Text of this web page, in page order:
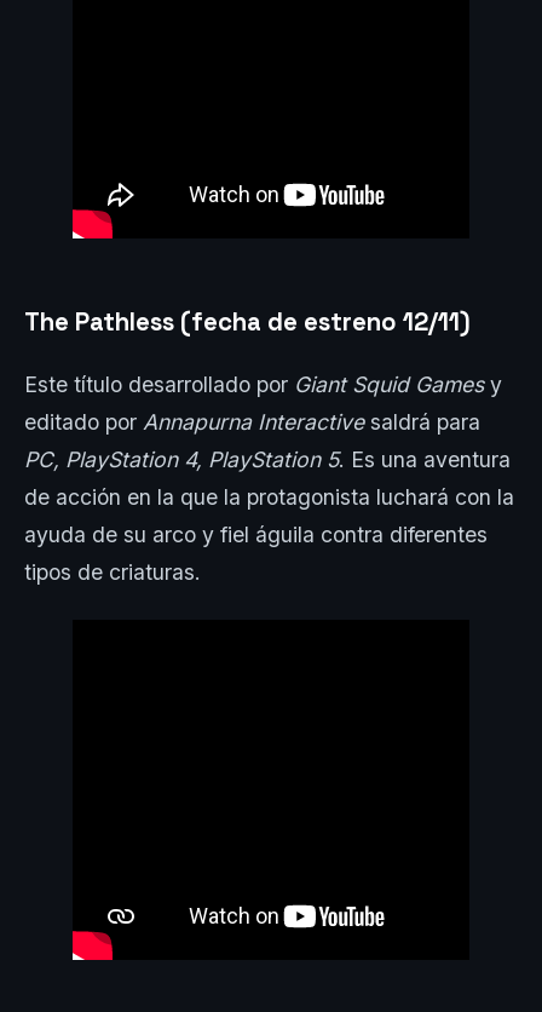
The Pathless (fecha de estreno 12/11)
Este título desarrollado por Giant Squid Gamesy
editado por Annapurna Interactivesaldrá para
PC, PlayStation 4, PlayStation 5. Es una aventura
de acción en la que la protagonista luchará con la
ayuda de su arco y fiel águila contra diferentes
tipos de criaturas.